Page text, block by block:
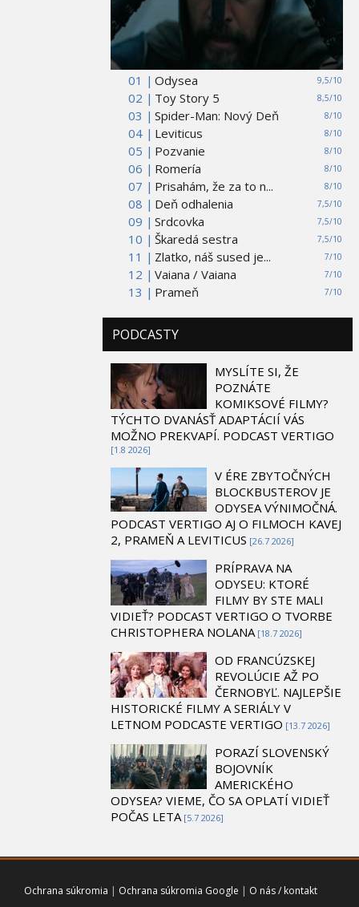
01 | 9,5/10
Odysea
02 |
8,5/10
Toy Story 5
03 |
8/10
Spider-Man: Nový Deň
04 |
8/10
Leviticus
05 |
8/10
Pozvanie
06 |
8/10
Romería
07 |
8/10
Prisahám, že za to n...
08 |
7,5/10
Deň odhalenia
09 |
7,5/10
Srdcovka
10 |
7,5/10
Škaredá sestra
11 |
7/10
Zlatko, náš sused je...
12 |
7/10
Vaiana / Vaiana
13 |
7/10
Prameň
PODCASTY
MYSLÍTE SI, ŽE
POZNÁTE
KOMIKSOVÉ FILMY?
TÝCHTO DVANÁSŤ ADAPTÁCIÍ VÁS
MOŽNO PREKVAPÍ. PODCAST VERTIGO
[1.8 2026]
V ÉRE ZBYTOČNÝCH
BLOCKBUSTEROV JE
ODYSEA VÝNIMOČNÁ.
PODCAST VERTIGO AJ O FILMOCH KAVEJ
2, PRAMEŇ A LEVITICUS [26.7 2026]
PRÍPRAVA NA
ODYSEU: KTORÉ
FILMY BY STE MALI
VIDIEŤ? PODCAST VERTIGO O TVORBE
CHRISTOPHERA NOLANA [18.7 2026]
OD FRANCÚZSKEJ
REVOLÚCIE AŽ PO
ČERNOBYĽ. NAJLEPŠIE
HISTORICKÉ FILMY A SERIÁLY V
LETNOM PODCASTE VERTIGO [13.7 2026]
PORAZÍ SLOVENSKÝ
BOJOVNÍK
AMERICKÉHO
ODYSEA? VIEME, ČO SA OPLATÍ VIDIEŤ
POČAS LETA [5.7 2026]
Ochrana súkromia | Ochrana súkromia Google | O nás / kontakt